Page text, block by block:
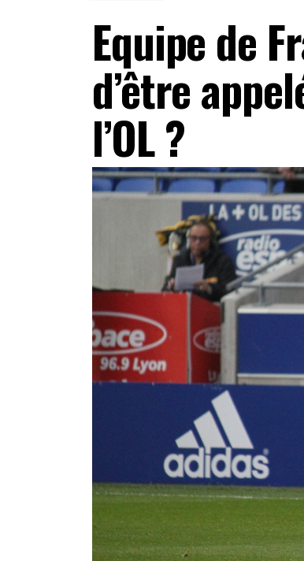
Equipe de
d’être
l’OL ?